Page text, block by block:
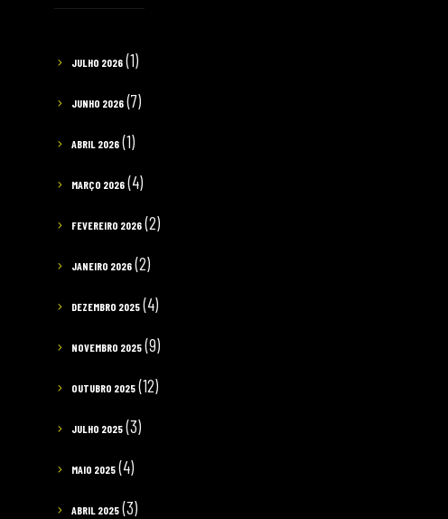
JULHO 2026 (1)
JUNHO 2026 (7)
ABRIL 2026 (1)
MARÇO 2026 (4)
FEVEREIRO 2026 (2)
JANEIRO 2026 (2)
DEZEMBRO 2025 (4)
NOVEMBRO 2025 (9)
OUTUBRO 2025 (12)
JULHO 2025 (3)
MAIO 2025 (4)
ABRIL 2025 (3)